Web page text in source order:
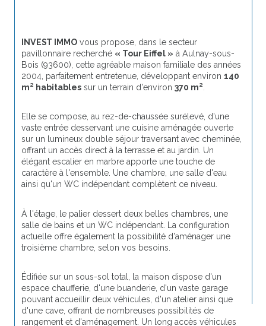
INVEST IMMO vous propose, dans le secteur
pavillonnaire recherché « Tour Eiffel » à Aulnay-sous-
Bois (93600), cette agréable maison familiale des années
2004, parfaitement entretenue, développant environ 140
m² habitables sur un terrain d'environ 370 m².
Elle se compose, au rez-de-chaussée surélevé, d'une
vaste entrée desservant une cuisine aménagée ouverte
sur un lumineux double séjour traversant avec cheminée,
offrant un accès direct à la terrasse et au jardin. Un
élégant escalier en marbre apporte une touche de
caractère à l'ensemble. Une chambre, une salle d'eau
ainsi qu'un WC indépendant complètent ce niveau.
À l'étage, le palier dessert deux belles chambres, une
salle de bains et un WC indépendant. La configuration
actuelle offre également la possibilité d'aménager une
troisième chambre, selon vos besoins.
Édifiée sur un sous-sol total, la maison dispose d'un
espace chaufferie, d'une buanderie, d'un vaste garage
pouvant accueillir deux véhicules, d'un atelier ainsi que
d'une cave, offrant de nombreuses possibilités de
rangement et d'aménagement. Un long accès véhicules